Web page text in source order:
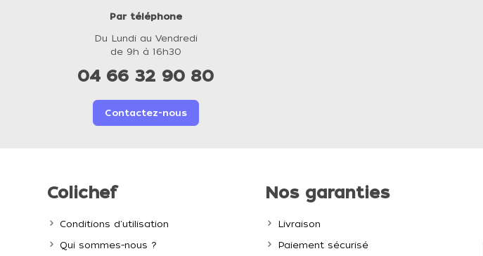
Par téléphone
Du Lundi au Vendredi
de 9h à 16h30
04 66 32 90 80
Contactez-nous
Colichef
Conditions d'utilisation
Qui sommes-nous ?
Nos garanties
Livraison
Paiement sécurisé